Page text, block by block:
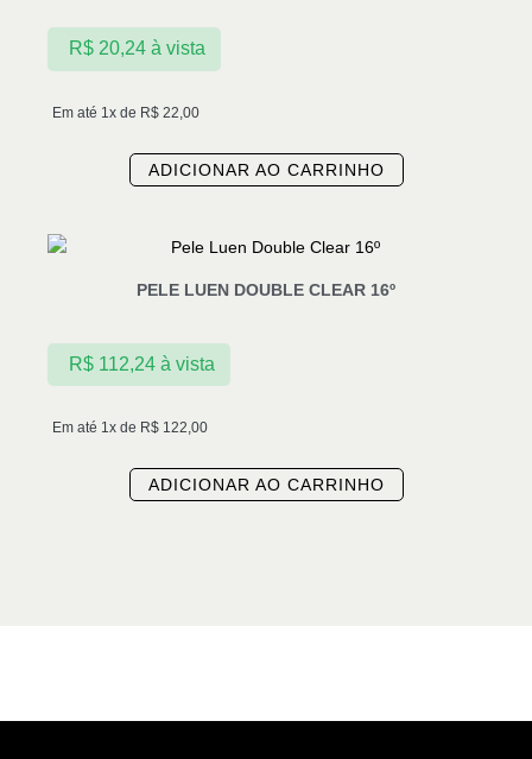
Em até 1x de R$ 22,00
R$20,24 à vista
ADICIONAR AO CARRINHO
PELE LUEN DOUBLE CLEAR 16º
Em até 1x de R$ 122,00
R$112,24 à vista
ADICIONAR AO CARRINHO